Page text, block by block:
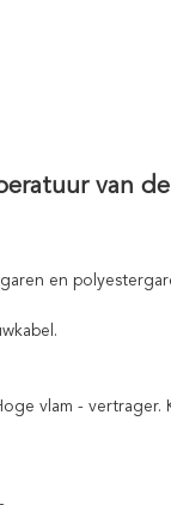
van
en
vlam - vertrager.